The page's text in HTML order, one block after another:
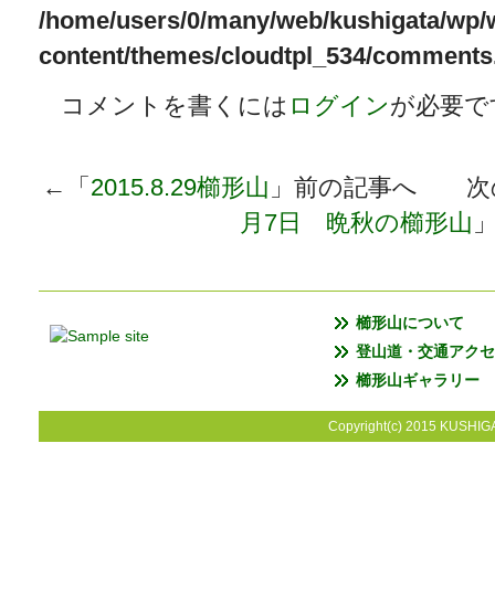
/home/users/0/many/web/kushigata/wp/
content/themes/cloudtpl_534/
コメントを書くには ログインが必要
←「 2015.8.29櫛形山 」前の記事へ 次
月7日 晩秋の櫛形山
櫛形山について
登山道・交通アク
櫛形山ギャラリー
Copyright(c) 2015